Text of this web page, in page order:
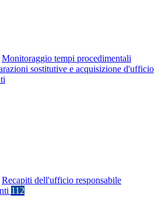
Monitoraggio tempi procedimentali
sostitutive e acquisizione d'ufficio
Recapiti dell'ufficio responsabile
112